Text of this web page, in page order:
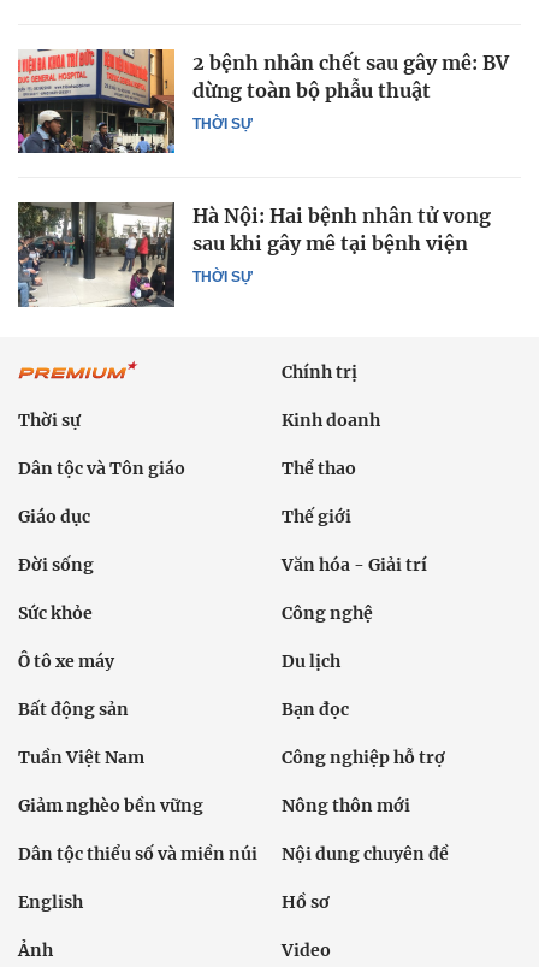
THỜI SỰ
2 bệnh nhân chết sau gây mê: BV
dừng toàn bộ phẫu thuật
THỜI SỰ
Hà Nội: Hai bệnh nhân tử vong
sau khi gây mê tại bệnh viện
Chính trị
Thời sự Kinh doanh
Dân tộc và Tôn giáo Thể thao
Giáo dục Thế giới
Đời sống Văn hóa - Giải trí
Sức khỏe Công nghệ
Ô tô xe máy Du lịch
Bất động sản Bạn đọc
Tuần Việt Nam Công nghiệp hỗ trợ
Giảm nghèo bền vững Nông thôn mới
Dân tộc thiểu số và miền núi Nội dung chuyên đề
English Hồ sơ
Ảnh Video